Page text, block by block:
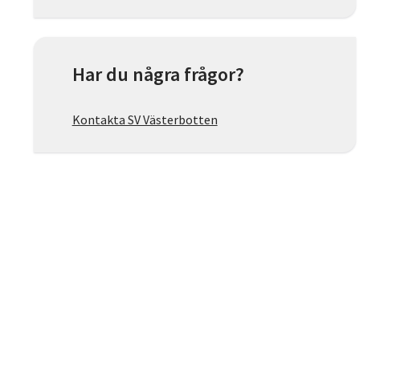
Har du några frågor?
Kontakta SV Västerbotten